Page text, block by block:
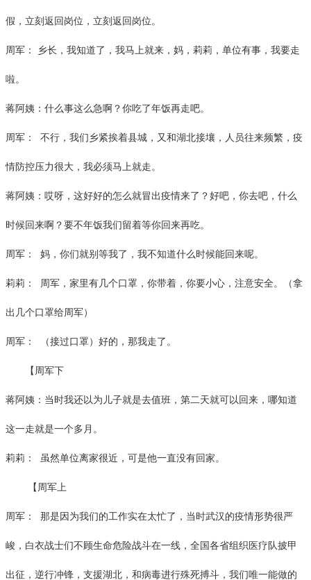
假，立刻返回岗位，立刻返回岗位。
周军： 乡长，我知道了，我马上就来，妈，莉莉，单位有事，我要走
啦。
蒋阿姨：什么事这么急啊？你吃了年饭再走吧。
周军： 不行，我们乡紧挨着县城，又和湖北接壤，人员往来频繁，疫
情防控压力很大，我必须马上就走。
蒋阿姨：哎呀，这好好的怎么就冒出疫情来了？好吧，你去吧，什么
时候回来啊？要不年饭我们留着等你回来再吃。
周军： 妈，你们就别等我了，我不知道什么时候能回来呢。
莉莉： 周军，家里有几个口罩，你带着，你要小心，注意安全。（拿
出几个口罩给周军）
周军： （接过口罩）好的，那我走了。
【周军下
蒋阿姨：当时我还以为儿子就是去值班，第二天就可以回来，哪知道
这一走就是一个多月。
莉莉： 虽然单位离家很近，可是他一直没有回家。
【周军上
周军： 那是因为我们的工作实在太忙了，当时武汉的疫情形势很严
峻，白衣战士们不顾生命危险战斗在一线，全国各省组织医疗队披甲
出征，逆行冲锋，支援湖北，和病毒进行殊死搏斗，我们唯一能做的